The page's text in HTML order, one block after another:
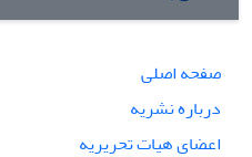
صفحه اصلی
درباره نشریه
اعضای هیات تحریریه